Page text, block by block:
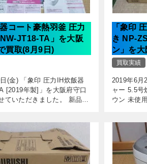
器コート豪熱羽釜 圧力
NW-JT18-TA」を大阪
買取(8月9日)
(金) 「象印 圧力IH炊飯器
[2019年製]」を大阪府守口
ていただきました。 新品同
「象印
き NP-
ン」を
日)買取実績
2019年6月
ャー 5.5号
ウン 未使
し […]